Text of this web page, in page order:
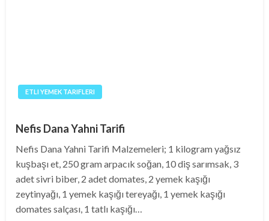
ETLI YEMEK TARIFLERI
Nefis Dana Yahni Tarifi
Nefis Dana Yahni Tarifi Malzemeleri; 1 kilogram yağsız
kuşbaşı et, 250 gram arpacık soğan, 10 diş sarımsak, 3
adet sivri biber, 2 adet domates, 2 yemek kaşığı
zeytinyağı, 1 yemek kaşığı tereyağı, 1 yemek kaşığı
domates salçası, 1 tatlı kaşığı…